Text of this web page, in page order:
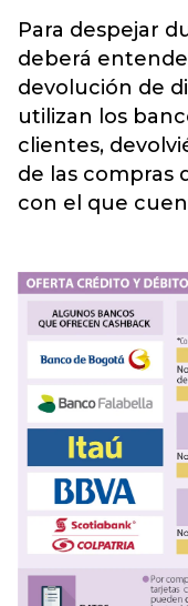
Para despejar
deberá
devolución de
utilizan los
clientes,
de las compras
con el que